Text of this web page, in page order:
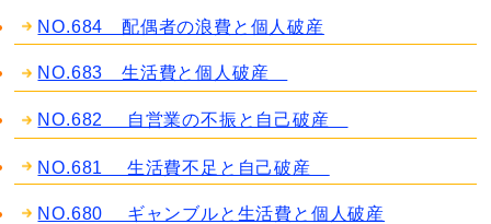
NO.684 配偶者の浪費と個人破産
NO.683 生活費と個人破産
NO.682 自営業の不振と自己破産
NO.681 生活費不足と自己破産
NO.680 ギャンブルと生活費と個人破産